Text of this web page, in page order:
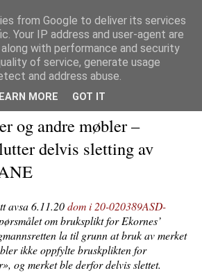
og tilliggende herligheter
og andre møbler –
delvis sletting av
avsa 6.11.20dom i 20-020389ASD-
om bruksplikt for Ekornes’
la til grunn at bruk av merket
ikke oppfylte bruskplikten for
og merket ble derfor delvis slettet.
from Google to deliver its services
Your IP address and user-agent are
with performance and security
of service, generate usage
and address abuse.
MORE GOT IT